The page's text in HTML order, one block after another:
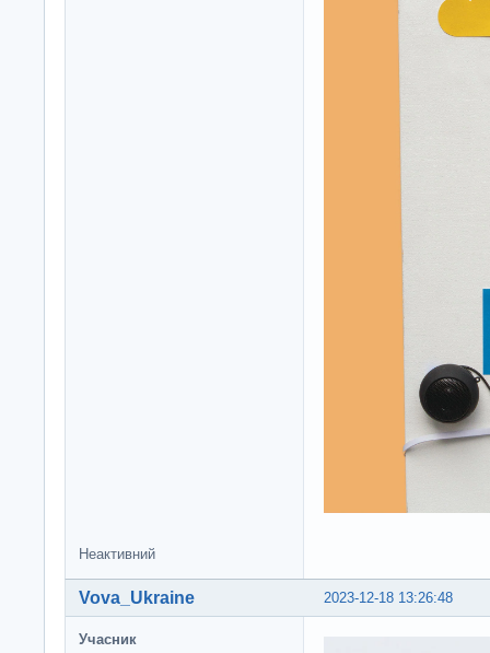
Неактивний
2023-12-18 13:26:48
Vova_Ukraine
Учасник